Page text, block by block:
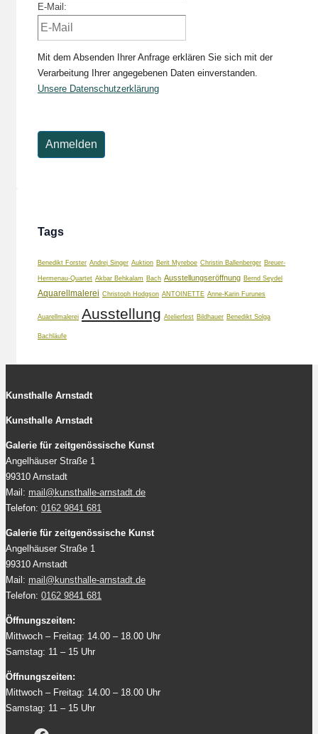
E-Mail:
Mit dem Absenden Ihrer Anfrage erklären Sie sich mit der
Verarbeitung Ihrer angegebenen Daten einverstanden.
Unsere Datenschutzerklärung
Tags
Benedikt Forster Andrej Singer Auktion Berit Myreboe Christin Ballenberger Breuer-
Hermenau-Quartet Akbar Behkalam Bach Ausstellungseröffnung Bernd Seydel
Aquarellmalerei Christoph Hodgson ANTOINETTE Anne-Karin Furunes
Auarellmalerei Ausstellung Atelierfest Bildhauer Benedikt Solga
Bachläufe
Kunsthalle Arnstadt
Kunsthalle Arnstadt
Galerie für zeitgenössische Kunst
Angelhäuser Straße 1
99310 Arnstadt
Mail: mail@kunsthalle-arnstadt.de
Telefon: 0162 9841 681
Galerie für zeitgenössische Kunst
Angelhäuser Straße 1
99310 Arnstadt
Mail: mail@kunsthalle-arnstadt.de
Telefon: 0162 9841 681
Öffnungszeiten:
Mittwoch – Freitag: 14.00 – 18.00 Uhr
Samstag: 11 – 15 Uhr
Öffnungszeiten:
Mittwoch – Freitag: 14.00 – 18.00 Uhr
Samstag: 11 – 15 Uhr